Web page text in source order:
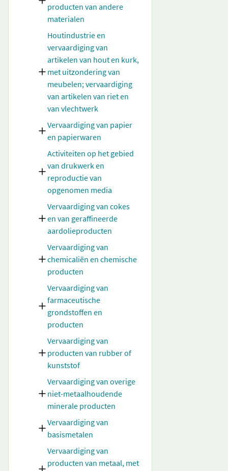
producten van andere
materialen
Houtindustrie en
vervaardiging van
artikelen van hout en kurk,
met uitzondering van
meubelen; vervaardiging
van artikelen van riet en
van vlechtwerk
Vervaardiging van papier
en papierwaren
Activiteiten op het gebied
van drukwerk en
reproductie van
opgenomen media
Vervaardiging van cokes
en van geraffineerde
aardolieproducten
Vervaardiging van
chemicaliën en chemische
producten
Vervaardiging van
farmaceutische
grondstoffen en
producten
Vervaardiging van
producten van rubber of
kunststof
Vervaardiging van overige
niet-metaalhoudende
minerale producten
Vervaardiging van
basismetalen
Vervaardiging van
producten van metaal, met